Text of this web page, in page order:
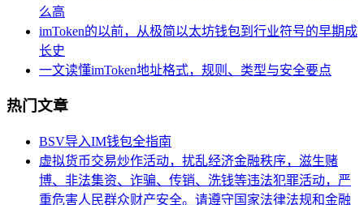
么高
imToken的以前，从极简以太坊钱包到行业符号的早期成
长史
一文读懂imToken地址格式，规则、类型与安全要点
热门文章
BSV导入IM钱包全指南
虚拟货币交易炒作活动，扰乱经济金融秩序，滋生赌
博、非法集资、诈骗、传销、洗钱等违法犯罪活动，严
重危害人民群众财产安全。请遵守国家法律法规和金融